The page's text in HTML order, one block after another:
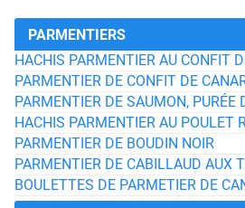
PARMENTIERS
HACHIS PARMENTIER AU CONFIT
PARMENTIER DE CONFIT DE
PARMENTIER DE SAUMON, PURÉE
HACHIS PARMENTIER AU POULET
PARMENTIER DE BOUDIN NOIR
PARMENTIER DE CABILLAUD AUX
BOULETTES DE PARMETIER DE